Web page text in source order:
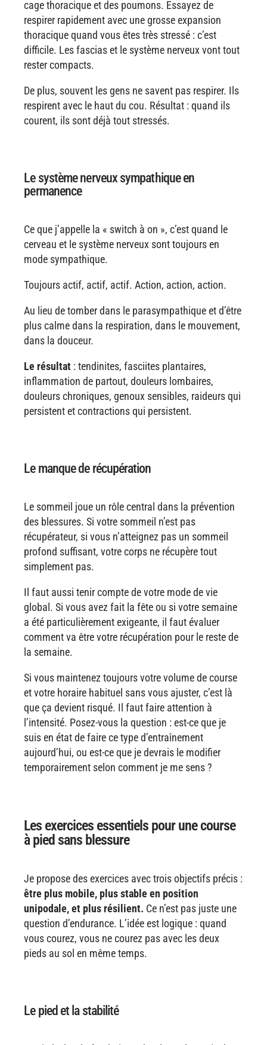
cage thoracique et des poumons. Essayez de
respirer rapidement avec une grosse expansion
thoracique quand vous êtes très stressé : c’est
difficile. Les fascias et le système nerveux vont tout
rester compacts.
De plus, souvent les gens ne savent pas respirer. Ils
respirent avec le haut du cou. Résultat : quand ils
courent, ils sont déjà tout stressés.
Le système nerveux sympathique en
permanence
Ce que j’appelle la « switch à on », c’est quand le
cerveau et le système nerveux sont toujours en
mode sympathique.
Toujours actif, actif, actif. Action, action, action.
Au lieu de tomber dans le parasympathique et d’être
plus calme dans la respiration, dans le mouvement,
dans la douceur.
Le résultat : tendinites, fasciites plantaires,
inflammation de partout, douleurs lombaires,
douleurs chroniques, genoux sensibles, raideurs qui
persistent et contractions qui persistent.
Le manque de récupération
Le sommeil joue un rôle central dans la prévention
des blessures. Si votre sommeil n’est pas
récupérateur, si vous n’atteignez pas un sommeil
profond suffisant, votre corps ne récupère tout
simplement pas.
Il faut aussi tenir compte de votre mode de vie
global. Si vous avez fait la fête ou si votre semaine
a été particulièrement exigeante, il faut évaluer
comment va être votre récupération pour le reste de
la semaine.
Si vous maintenez toujours votre volume de course
et votre horaire habituel sans vous ajuster, c’est là
que ça devient risqué. Il faut faire attention à
l’intensité. Posez-vous la question : est-ce que je
suis en état de faire ce type d’entraînement
aujourd’hui, ou est-ce que je devrais le modifier
temporairement selon comment je me sens ?
Les exercices essentiels pour une course
à pied sans blessure
Je propose des exercices avec trois objectifs précis :
être plus mobile, plus stable en position
unipodale, et plus résilient. Ce n’est pas juste une
question d’endurance. L’idée est logique : quand
vous courez, vous ne courez pas avec les deux
pieds au sol en même temps.
Le pied et la stabilité